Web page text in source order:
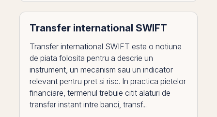
Transfer international SWIFT
Transfer international SWIFT este o notiune
de piata folosita pentru a descrie un
instrument, un mecanism sau un indicator
relevant pentru pret si risc. In practica pietelor
financiare, termenul trebuie citit alaturi de
transfer instant intre banci, transf...